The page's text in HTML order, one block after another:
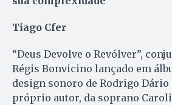
Tiago Cfer
“Deus Devolve o Revólver”,
Régis Bonvicino lançado em
design sonoro de Rodrigo Dário
próprio autor, da soprano